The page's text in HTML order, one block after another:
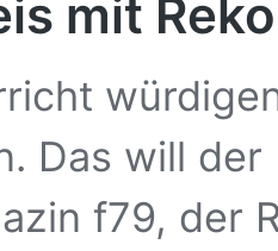
mit
Das will
f79, der